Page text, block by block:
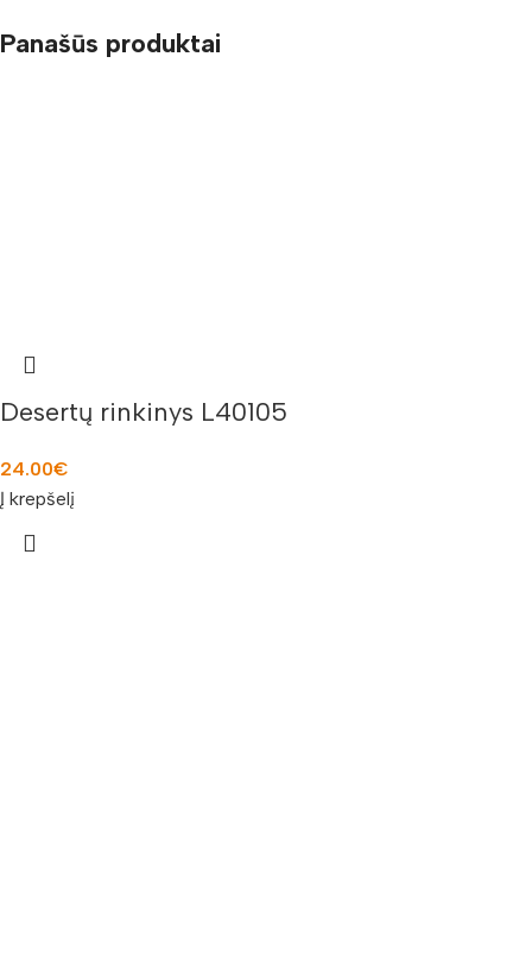
Panašūs produktai
Desertų rinkinys L40105
24.00€
Į krepšelį